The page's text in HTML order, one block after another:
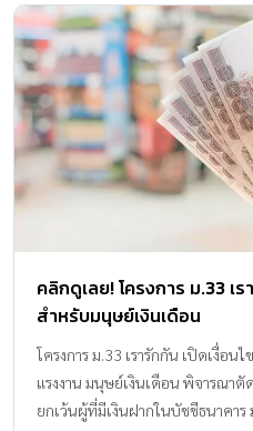
คลิกดูเลย! โครงการ ม.33 เ
สำหรับมนุษย์เงินเดือน
โครงการ ม.33 เรารักกัน เปิดเงื่อน
แรงงาน มนุษย์เงินเดือน พิจารณาตั
ยกเว้นผู้ที่มีเงินฝากในบัชชีธนาคา